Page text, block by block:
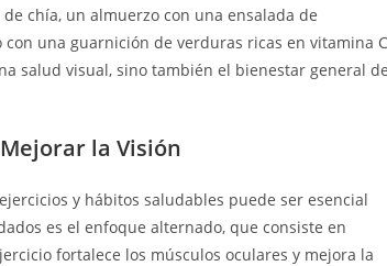
chía, un almuerzo con una ensalada de
una guarnición de verduras ricas en vitamina
salud visual, sino también el bienestar general
la Visión
y hábitos saludables puede ser esencial
es el enfoque alternado, que consiste en
fortalece los músculos oculares y mejora la